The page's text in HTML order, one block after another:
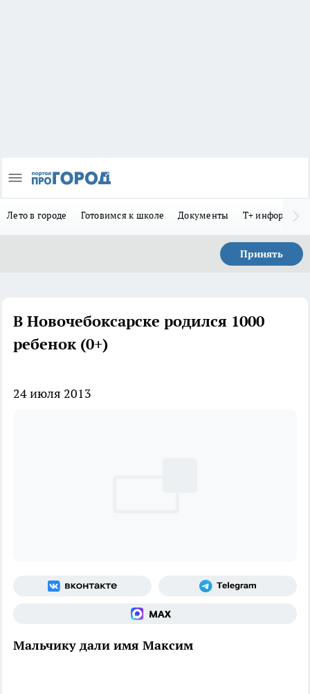
Лето в городе Готовимся к школе Документы Т+
Принять
В Новочебоксарске родился 1000
ребенок (0+)
24 июля 2013
Мальчику дали имя Максим